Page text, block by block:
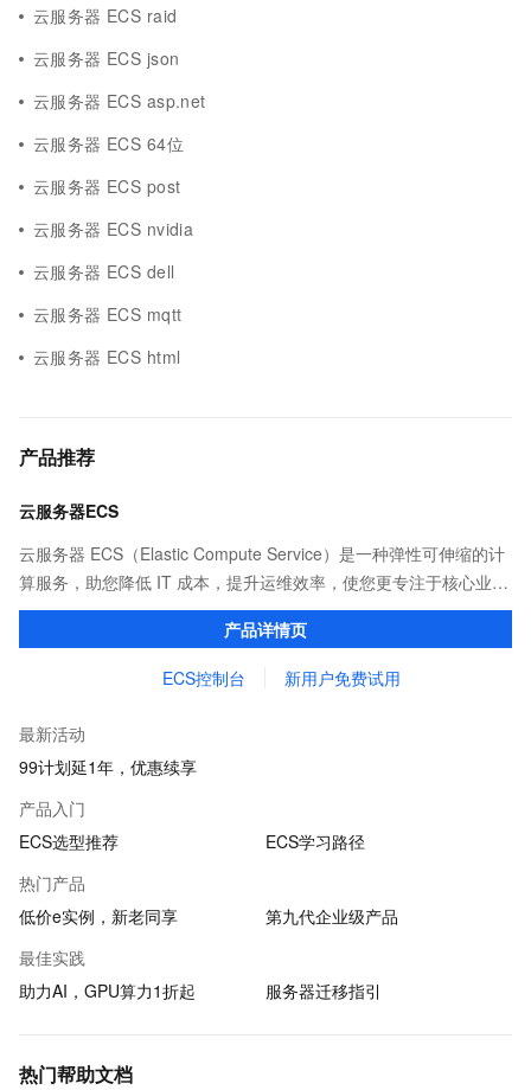
云服务器 ECS raid
云服务器 ECS json
云服务器 ECS asp.net
云服务器 ECS 64位
云服务器 ECS post
云服务器 ECS nvidia
云服务器 ECS dell
云服务器 ECS mqtt
云服务器 ECS html
产品推荐
云服务器ECS
云服务器 ECS（Elastic Compute Service）是一种弹性可伸缩的计
算服务，助您降低 IT 成本，提升运维效率，使您更专注于核心业务
创新。
产品详情页
ECS控制台 新用户免费试用
最新活动
99计划延1年，优惠续享
产品入门
ECS选型推荐
ECS学习路径
热门产品
低价e实例，新老同享
第九代企业级产品
最佳实践
助力AI，GPU算力1折起
服务器迁移指引
热门帮助文档